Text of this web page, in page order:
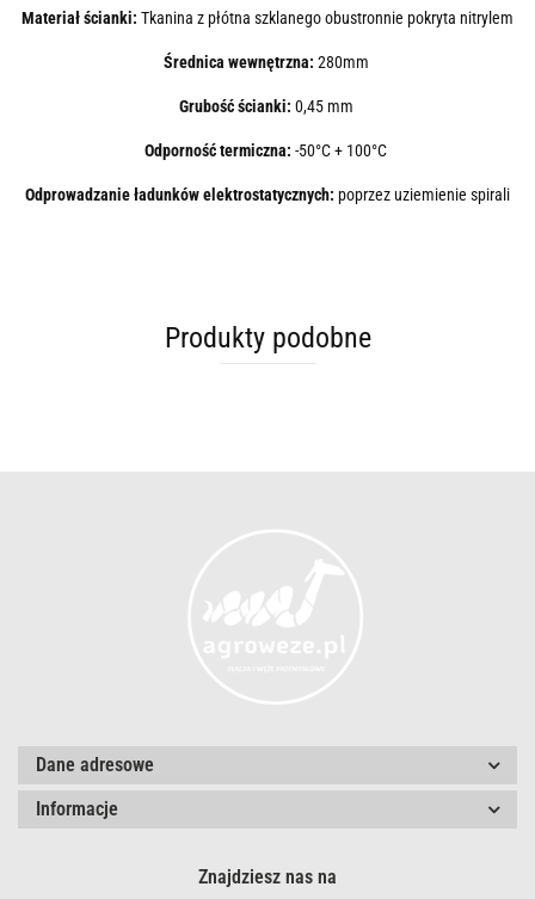
Materiał ścianki: Tkanina z płótna szklanego obustronnie pokryta nitrylem
Średnica wewnętrzna: 280mm
Grubość ścianki: 0,45 mm
Odporność termiczna: -50°C + 100°C
Odprowadzanie ładunków elektrostatycznych: poprzez uziemienie spirali
Produkty podobne
Dane adresowe
Informacje
Znajdziesz nas na